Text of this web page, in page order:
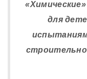
для